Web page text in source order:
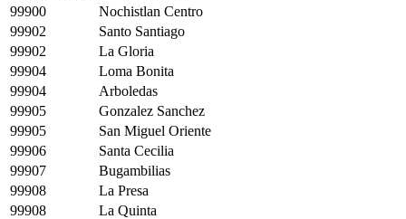
99900
Nochistlan Centro
99902
Santo Santiago
99902
La Gloria
99904
Loma Bonita
99904
Arboledas
99905
Gonzalez Sanchez
99905
San Miguel Oriente
99906
Santa Cecilia
99907
Bugambilias
99908
La Presa
99908
La Quinta